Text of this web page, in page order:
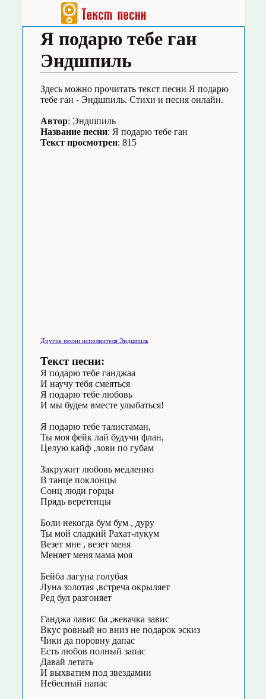
Я подарю тебе ган
Эндшпиль
Здесь можно прочитать текст песни Я подарю
тебе ган - Эндшпиль. Стихи и песня онлайн.
Автор: Эндшпиль
Название песни: Я подарю тебе ган
Текст просмотрен: 815
Другие песни исполнителя Эндшпиль
Текст песни:
Я подарю тебе ганджаа
И научу тебя смеяться
Я подарю тебе любовь
И мы будем вместе улыбаться!
Я подарю тебе талистаман,
Ты моя фейк лай будучи флан,
Целую кайф ,лови по губам
Закружит любовь медленно
В танце поклонцы
Сонц люди горцы
Прядь веретенцы
Боли некогда бум бум , дуру
Ты мой сладкий Рахат-лукум
Везет мне , везет меня
Меняет меня мама моя
Бейба лагуна голубая
Луна золотая ,встреча окрыляет
Ред бул разгоняет
Ганджа лавис ба ,жевачка завис
Вкус ровный но вниз не подарок эскиз
Чики да поровну дапас
Есть любов полный запас
Давай летать
И выхватим под звездамии
Небесный напас